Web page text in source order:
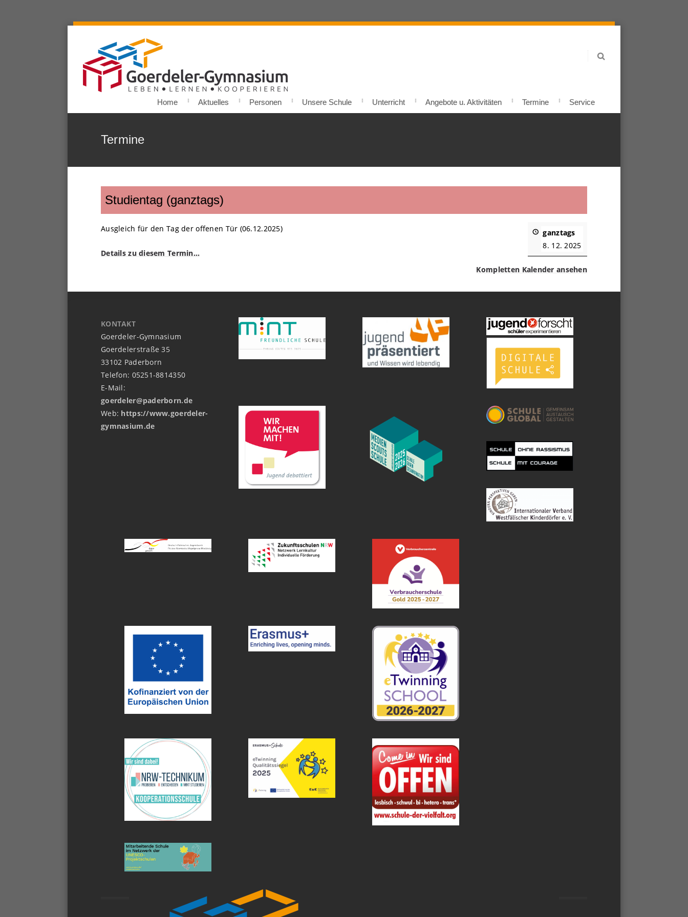
Home Aktuelles Personen Unsere Schule Unterricht Angebote u. Aktivitäten Termine Service
Termine
Studientag (ganztags)
ganztags
8. 12. 2025
Ausgleich für den Tag der offenen Tür (06.12.2025)
Details zu diesem Termin…
Kompletten Kalender ansehen
KONTAKT
Goerdeler-Gymnasium
Goerdelerstraße 35
33102 Paderborn
Telefon: 05251-8814350
E-Mail:
goerdeler@paderborn.de
Web: https://www.goerdeler-
gymnasium.de